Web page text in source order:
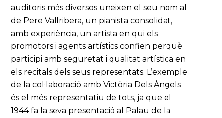
auditoris més diversos uneixen el seu nom al
de Pere Vallribera, un pianista consolidat,
amb experiència, un artista en qui els
promotors i agents artístics confien perquè
participi amb seguretat i qualitat artística en
els recitals dels seus representats. L’exemple
de la col·laboració amb Victòria Dels Àngels
és el més representatiu de tots, ja que el
1944 fa la seva presentació al Palau de la